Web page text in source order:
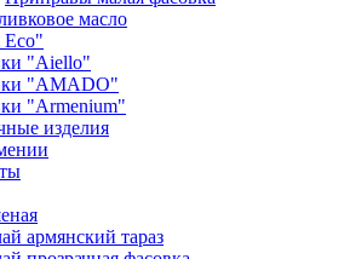
масло
"Aiello"
"AMADO"
"Armenium"
изделия
армянский тараз